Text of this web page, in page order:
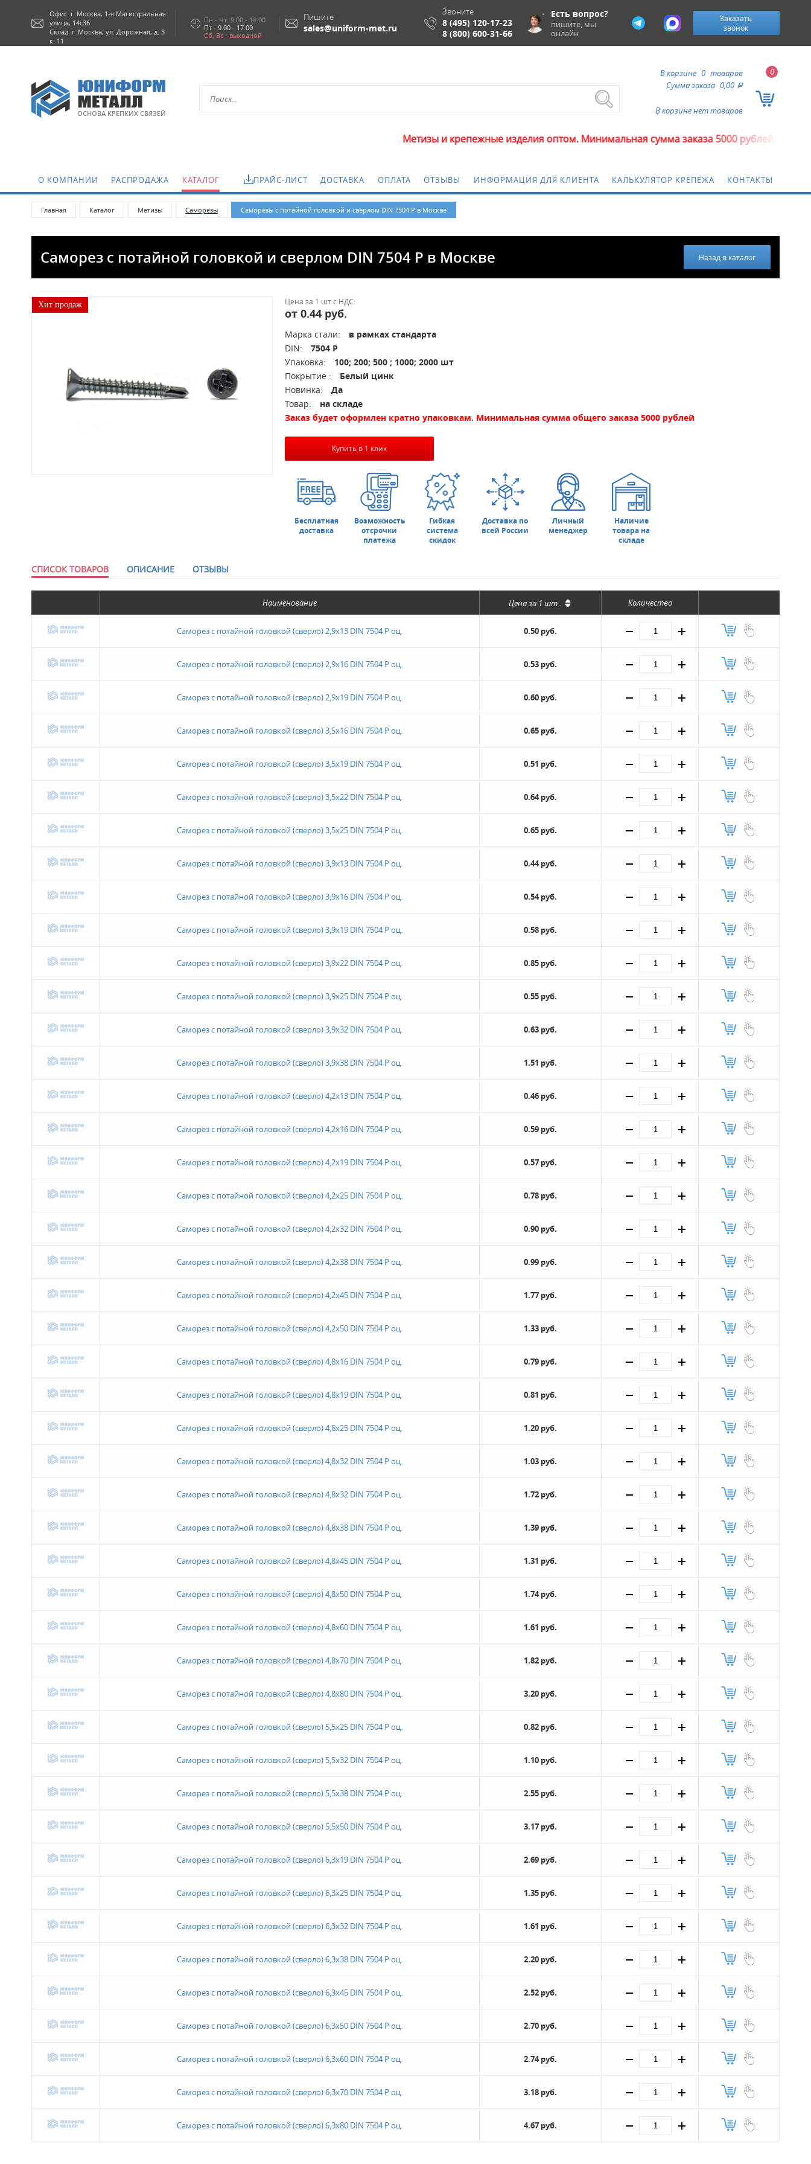
Есть вопрос?
пишите, мы
онлайн
Офис: г. Москва, 1-я Магистральная
улица, 14с36
Склад: г. Москва, ул. Дорожная, д. 3
к. 11
Пн - Чт: 9.00 - 18.00
Пт - 9.00 - 17.00
Сб, Вс - выходной
Пишите
sales@uniform-met.ru
Звоните
8 (495) 120-17-23
8 (800) 600-31-66
Заказать
звонок
ОСНОВА КРЕПКИХ СВЯЗЕЙ
0
В корзине 0 товаров
Сумма заказа 0,00 a
В корзине нет товаров
Метизы и крепежные изделия оптом. Минимальная сумма заказа 5000 рублей.
О КОМПАНИИ РАСПРОДАЖА КАТАЛОГ ПРАЙС-ЛИСТ ДОСТАВКА ОПЛАТА ОТЗЫВЫ ИНФОРМАЦИЯ ДЛЯ КЛИЕНТА КАЛЬКУЛЯТОР КРЕПЕЖА КОНТАКТЫ
Главная Каталог Метизы Саморезы Саморезы с потайной головкой и сверлом DIN 7504 Р в Москве
Саморез с потайной головкой и сверлом DIN 7504 Р в Москве Назад в каталог
Хит продаж Цена за 1 шт с НДС:
от 0.44 руб.
Марка стали:
в рамках стандарта
DIN:
7504 P
Упаковка:
100; 200; 500 ; 1000; 2000 шт
Покрытие :
Белый цинк
Новинка:
Да
Товар:
на складе
Заказ будет оформлен кратно упаковкам. Минимальная сумма общего заказа 5000 рублей
Купить в 1 клик
Бесплатная
доставка
Возможность
отсрочки
платежа
Гибкая
система
скидок
Доставка по
всей России
Личный
менеджер
Наличие
товара на
складе
СПИСОК ТОВАРОВ ОПИСАНИЕ ОТЗЫВЫ
Наименование Цена за 1 шт. Количество
Саморез с потайной головкой (сверло) 2,9х13 DIN 7504 Р оц. 0.50 руб.
Саморез с потайной головкой (сверло) 2,9х16 DIN 7504 Р оц. 0.53 руб.
Саморез с потайной головкой (сверло) 2,9х19 DIN 7504 Р оц. 0.60 руб.
Саморез с потайной головкой (сверло) 3,5х16 DIN 7504 Р оц. 0.65 руб.
Саморез с потайной головкой (сверло) 3,5х19 DIN 7504 Р оц. 0.51 руб.
Саморез с потайной головкой (сверло) 3,5х22 DIN 7504 Р оц. 0.64 руб.
Саморез с потайной головкой (сверло) 3,5х25 DIN 7504 Р оц. 0.65 руб.
Саморез с потайной головкой (сверло) 3,9х13 DIN 7504 Р оц. 0.44 руб.
Саморез с потайной головкой (сверло) 3,9х16 DIN 7504 Р оц. 0.54 руб.
Саморез с потайной головкой (сверло) 3,9х19 DIN 7504 Р оц. 0.58 руб.
Саморез с потайной головкой (сверло) 3,9х22 DIN 7504 Р оц. 0.85 руб.
Саморез с потайной головкой (сверло) 3,9х25 DIN 7504 Р оц. 0.55 руб.
Саморез с потайной головкой (сверло) 3,9х32 DIN 7504 Р оц. 0.63 руб.
Саморез с потайной головкой (сверло) 3,9х38 DIN 7504 Р оц. 1.51 руб.
Саморез с потайной головкой (сверло) 4,2х13 DIN 7504 Р оц. 0.46 руб.
Саморез с потайной головкой (сверло) 4,2х16 DIN 7504 Р оц. 0.59 руб.
Саморез с потайной головкой (сверло) 4,2х19 DIN 7504 Р оц. 0.57 руб.
Саморез с потайной головкой (сверло) 4,2х25 DIN 7504 Р оц. 0.78 руб.
Саморез с потайной головкой (сверло) 4,2х32 DIN 7504 Р оц. 0.90 руб.
Саморез с потайной головкой (сверло) 4,2х38 DIN 7504 Р оц. 0.99 руб.
Саморез с потайной головкой (сверло) 4,2х45 DIN 7504 Р оц. 1.77 руб.
Саморез с потайной головкой (сверло) 4,2х50 DIN 7504 Р оц. 1.33 руб.
Саморез с потайной головкой (сверло) 4,8х16 DIN 7504 Р оц. 0.79 руб.
Саморез с потайной головкой (сверло) 4,8х19 DIN 7504 Р оц. 0.81 руб.
Саморез с потайной головкой (сверло) 4,8х25 DIN 7504 Р оц. 1.20 руб.
Саморез с потайной головкой (сверло) 4,8х32 DIN 7504 Р оц. 1.03 руб.
Саморез с потайной головкой (сверло) 4,8х32 DIN 7504 Р оц. 1.72 руб.
Саморез с потайной головкой (сверло) 4,8х38 DIN 7504 Р оц. 1.39 руб.
Саморез с потайной головкой (сверло) 4,8х45 DIN 7504 Р оц. 1.31 руб.
Саморез с потайной головкой (сверло) 4,8х50 DIN 7504 Р оц. 1.74 руб.
Саморез с потайной головкой (сверло) 4,8х60 DIN 7504 Р оц. 1.61 руб.
Саморез с потайной головкой (сверло) 4,8х70 DIN 7504 Р оц. 1.82 руб.
Саморез с потайной головкой (сверло) 4,8х80 DIN 7504 Р оц. 3.20 руб.
Саморез с потайной головкой (сверло) 5,5х25 DIN 7504 Р оц. 0.82 руб.
Саморез с потайной головкой (сверло) 5,5х32 DIN 7504 Р оц. 1.10 руб.
Саморез с потайной головкой (сверло) 5,5х38 DIN 7504 Р оц. 2.55 руб.
Саморез с потайной головкой (сверло) 5,5х50 DIN 7504 Р оц. 3.17 руб.
Саморез с потайной головкой (сверло) 6,3х19 DIN 7504 Р оц. 2.69 руб.
Саморез с потайной головкой (сверло) 6,3х25 DIN 7504 Р оц. 1.35 руб.
Саморез с потайной головкой (сверло) 6,3х32 DIN 7504 Р оц. 1.61 руб.
Саморез с потайной головкой (сверло) 6,3х38 DIN 7504 Р оц. 2.20 руб.
Саморез с потайной головкой (сверло) 6,3х45 DIN 7504 Р оц. 2.52 руб.
Саморез с потайной головкой (сверло) 6,3х50 DIN 7504 Р оц. 2.70 руб.
Саморез с потайной головкой (сверло) 6,3х60 DIN 7504 Р оц. 2.74 руб.
Саморез с потайной головкой (сверло) 6,3х70 DIN 7504 Р оц. 3.18 руб.
Саморез с потайной головкой (сверло) 6,3х80 DIN 7504 Р оц. 4.67 руб.